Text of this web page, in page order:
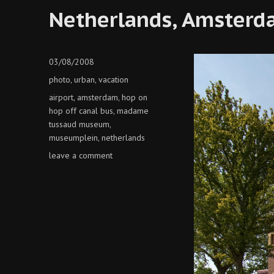
Netherlands,
Posted
03/08/2008
Categories
photo,urban,vacation
Tags
airport, amsterdam,hop on
hop off canal bus,madame
tussaud museum,
museumplein,netherlands
leave a commenton